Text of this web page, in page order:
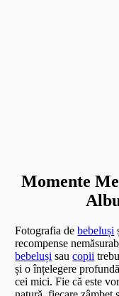
Momente
Fotografia debebeluși
recompense
bebeluși saucopii
și o înțelegere
cei mici. Fie că este